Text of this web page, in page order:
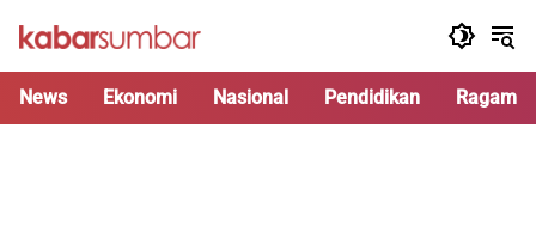
News Ekonomi Nasional Pendidikan Ragam